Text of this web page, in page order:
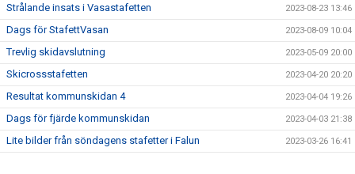
Strålande insats i Vasastafetten 2023-08-23 13:46
Dags för StafettVasan 2023-08-09 10:04
Trevlig skidavslutning 2023-05-09 20:00
Skicrossstafetten 2023-04-20 20:20
Resultat kommunskidan 4 2023-04-04 19:26
Dags för fjärde kommunskidan 2023-04-03 21:38
Lite bilder från söndagens stafetter i Falun 2023-03-26 16:41